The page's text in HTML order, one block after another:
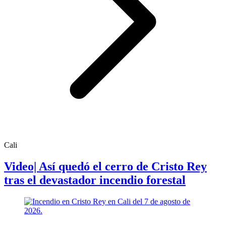
Cali
Video| Así quedó el cerro de Cristo Rey
tras el devastador incendio forestal